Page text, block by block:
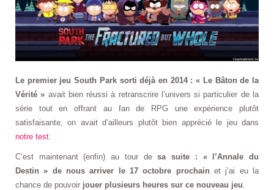
Le premier jeu South Park sorti déjà en 2014 : « Le Bâton de la
Vérité » avait bien réussi à retranscrire l’univers si particulier de la
série tout en offrant au fan de RPG une expérience plutôt
satisfaisante, on avait d’ailleurs plutôt bien apprécié le jeu dans
notre test
C’est maintenant (enfin) au tour desa suite : « l’Annale du
Destin » de nous arriver le 17 octobre prochain et j’ai eu la
chance de pouvoir jouer plusieurs heures sur ce nouveau jeu